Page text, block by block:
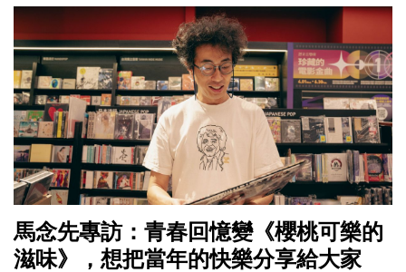
馬念先專訪：青春回憶變《櫻桃可樂的
滋味》，想把當年的快樂分享給大家